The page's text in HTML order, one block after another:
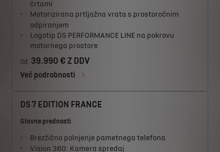
črtami
Motorizirana prtljažna vrata s prostoročnim
odpiranjem
Logotip DS PERFORMANCE LINE na pokrovu
motornega prostore
Od 39.990 € Z DDV
Več podrobnosti
DS 7 EDITION FRANCE
Glavne prednosti
Brezžično polnjenje pametnega telefona
Vision 360: Kamera spredaj